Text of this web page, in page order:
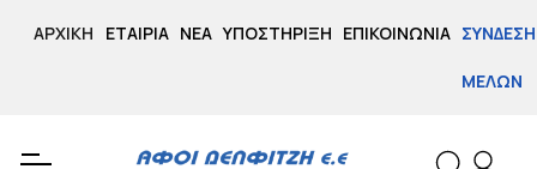
ΑΡΧΙΚΉ ΕΤΑΙΡΊΑ ΝΈΑ ΥΠΟΣΤΉΡΙΞΗ ΕΠΙΚΟΙΝΩΝΊΑ ΣΎΝΔΕΣΗ
ΜΕΛΏΝ